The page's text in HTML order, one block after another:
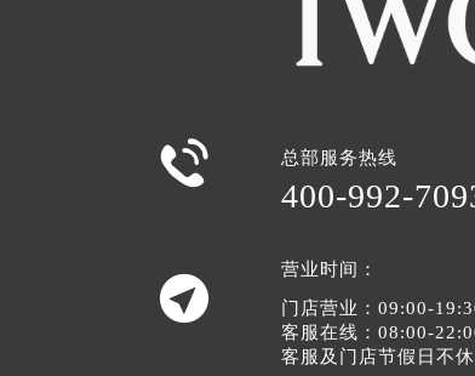
 总部服务热线
400-992-

营业时间：
门店营业：09:00-
客服在线：08:00-
客服及门店节假日不休